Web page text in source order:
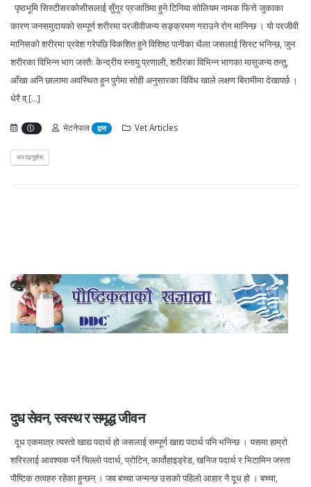
पृष्ठभूमि सिस्टीसरकोसीसलाई सुँगुर प्रजातिमा हुने टिनिया सोलियम नामक फित्ते जुकाका
कारण जनसमुदायको सम्पूर्ण शरीरमा परजीवीजन्य सङ्क्रमण गराउने रोग मानिन्छ । यो परजीवी
मानिसको शरीरमा प्रवेश गरेपछि विकशित हुने विशिष्ठ पानीका थैला जसलाई सिस्ट भनिन्छ, जुन
शरीरका विभिन्न भाग जस्तैः केन्द्रीय स्नायु प्रणाली, शरीरका विभिन्न भागका मासुजन्य तन्तु,
आँखा अनि छालामा अवस्थित हुन पुगेमा सोही अनुसारका विविध खाले लक्षण बिरामीमा देखापर्छ ।
धेरै व् [...]
भेटनेपाल द्वारा Vet Articles
थप पढ्नुहोस्
दुध सेवन, स्वस्थ र समृद्ध जीवन
दूध एकमात्र त्यस्तो खाद्य पदार्थ हो जसलाई सम्पूर्ण खाद्य पदार्थ पनि भनिन्छ । यसमा हाम्रो
शरिरलाई आवश्यक पर्ने चिल्लो पदार्थ, प्रोटिन, कार्वोहाइड्रेड, खनिज पदार्थ र भिटामिन जस्ता
पौष्टिक तत्वहरु रहेका हुन्छन् । जव बच्चा जन्मन्छ उसको पहिलो आहार नै दूध हो । बच्चा,